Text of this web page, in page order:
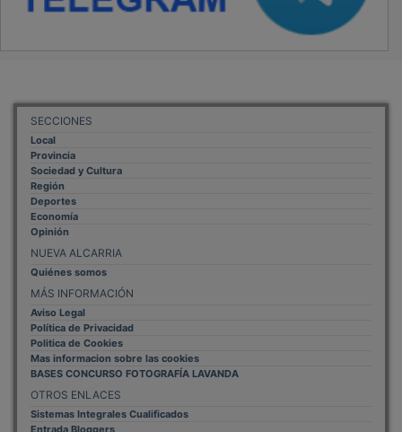
SECCIONES
Local
Provincia
Sociedad y Cultura
Región
Deportes
Economía
Opinión
NUEVA ALCARRIA
Quiénes somos
MÁS INFORMACIÓN
Aviso Legal
Política de Privacidad
Politica de Cookies
Mas informacion sobre las cookies
BASES CONCURSO FOTOGRAFÍA LAVANDA
Sistemas Integrales Cualificados
Entrada Bloggers